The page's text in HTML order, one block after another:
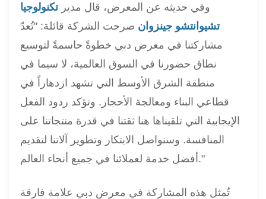
وفي حديثه عن المعرض، قال مديرتكنولوجيا
تشيوانتشو جينزوان صرحت الشركة قائلة: "تُعدّ
مشاركتنا في معرض دبي خطوةً حاسمةً لتوسيع
نطاق حضورنا في السوق العالمية، لا سيما في
منطقة الشرق الأوسط التي تشهد ازدهاراً في
قطاعي البناء ومعالجة الأحجار. وتؤكد ردود الفعل
الإيجابية التي تلقيناها هنا ثقتنا في قدرة منتجاتنا على
المنافسة. وسنواصل الابتكار وتطوير آلاتنا لتقديم
أفضل خدمة لعملائنا في جميع أنحاء العالم."
تُمثل هذه المشاركة في معرض دبي علامة فارقة